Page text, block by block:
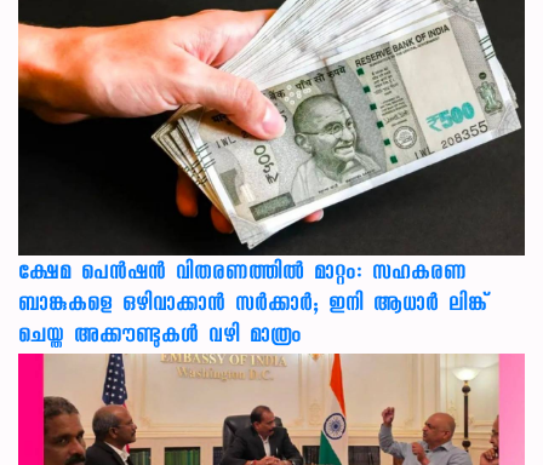
ക്ഷേമ പെൻഷൻ വിതരണത്തിൽ മാറ്റം: സഹകരണ
ബാങ്കുകളെ ഒഴിവാക്കാൻ സർക്കാർ; ഇനി ആധാർ ലിങ്ക്
ചെയ്ത അക്കൗണ്ടുകൾ വഴി മാത്രം